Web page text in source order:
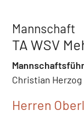
Mannschaft
TA WSV
Christian Herzog
Herren